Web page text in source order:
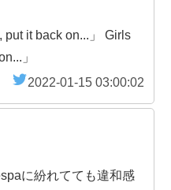
it back on...」 Girls
」
2022-01-15 03:00:02
に紛れてても違和感